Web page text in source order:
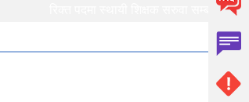
रिक्त पदमा स्थायी शिक्षक सरुवा सम्बन्धमा ।।।
रिक्त पदमा स्थायी शिक्षक सरुवा सम्बन्धमा ।।।